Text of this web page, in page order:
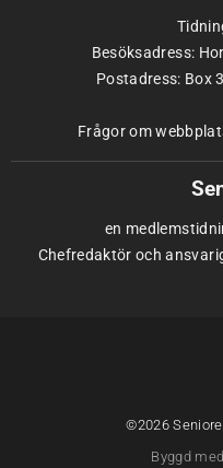
Besöksadress:
Postadress: Box
Frågor om
en
Chefredaktör och
©2026
Byggd med